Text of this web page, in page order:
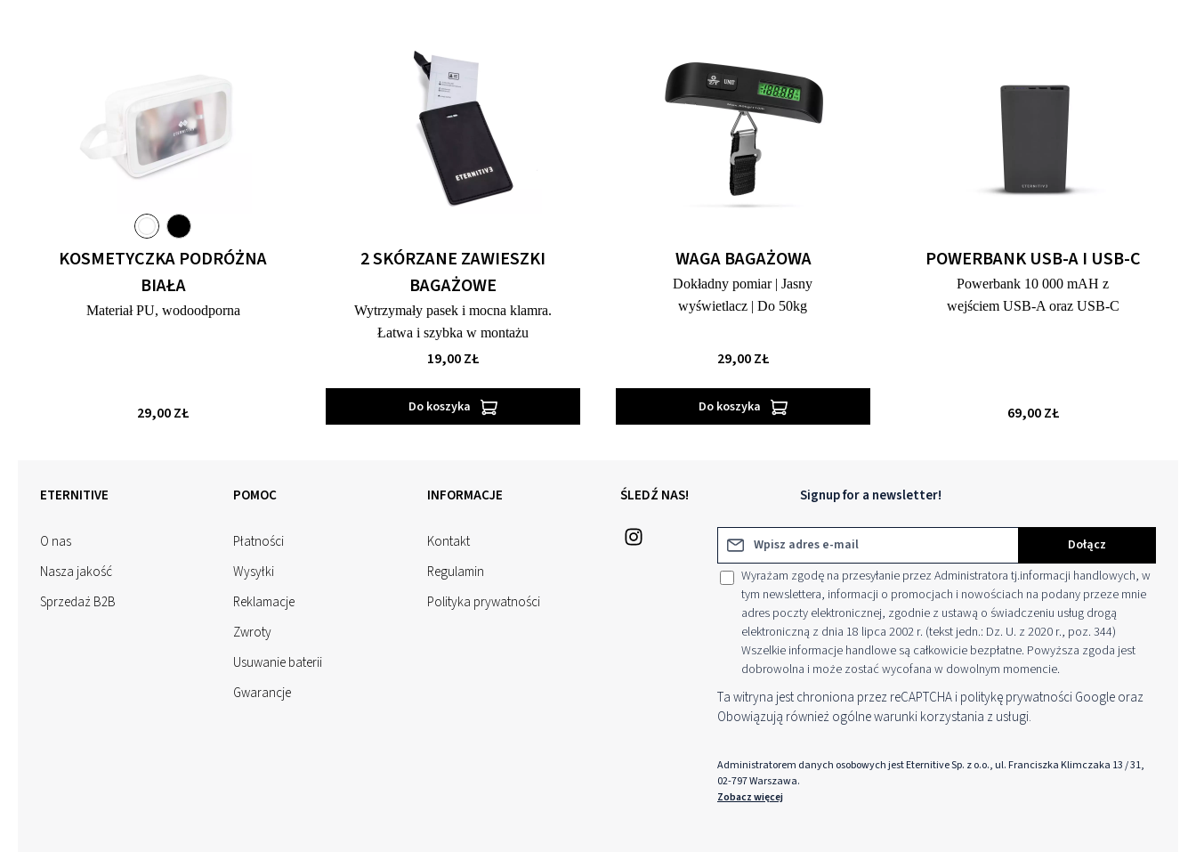
KOSMETYCZKA PODRÓŻNA
BIAŁA
Materiał PU, wodoodporna
29,00 ZŁ
2 SKÓRZANE ZAWIESZKI
BAGAŻOWE
Wytrzymały pasek i mocna klamra.
Łatwa i szybka w montażu
19,00 ZŁ
Do koszyka
WAGA BAGAŻOWA
Dokładny pomiar | Jasny
wyświetlacz | Do 50kg
29,00 ZŁ
Do koszyka
POWERBANK USB-A I USB-C
Powerbank 10 000 mAH z
wejściem USB-A oraz USB-C
69,00 ZŁ
Signup for a newsletter!
Adres e-mail*
Dołącz
Wyrażam zgodę na przesyłanie przez Administratora tj.informacji handlowych, w
tym newslettera, informacji o promocjach i nowościach na podany przeze mnie
adres poczty elektronicznej, zgodnie z ustawą o świadczeniu usług drogą
elektroniczną z dnia 18 lipca 2002 r. (tekst jedn.: Dz. U. z 2020 r., poz. 344)
Wszelkie informacje handlowe są całkowicie bezpłatne. Powyższa zgoda jest
dobrowolna i może zostać wycofana w dowolnym momencie.
Ta witryna jest chroniona przez reCAPTCHA ipolitykę prywatnościGoogle oraz
Obowiązują również ogólne warunki korzystania z usługi.
Administratorem danych osobowych jest Eternitive Sp. z o.o., ul. Franciszka Klimczaka 13 / 31,
02-797 Warszawa.
Zobacz więcej
ŚLEDŹ NAS!
ETERNITIVE
O nas
Nasza jakość
Sprzedaż B2B
POMOC
Płatności
Wysyłki
Reklamacje
Zwroty
Usuwanie baterii
Gwarancje
INFORMACJE
Kontakt
Regulamin
Polityka prywatności